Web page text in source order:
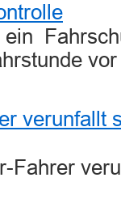
verunfallt
Fahrer